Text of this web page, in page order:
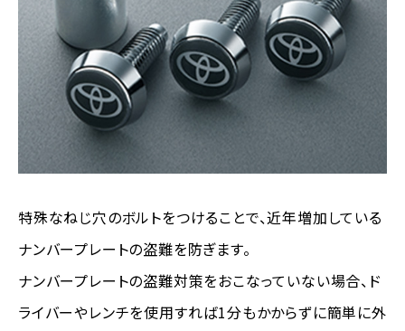
特殊なねじ穴のボルトをつけることで、近年増加している
ナンバープレートの盗難を防ぎます。
ナンバープレートの盗難対策をおこなっていない場合、ド
ライバーやレンチを使用すれば1分もかからずに簡単に外